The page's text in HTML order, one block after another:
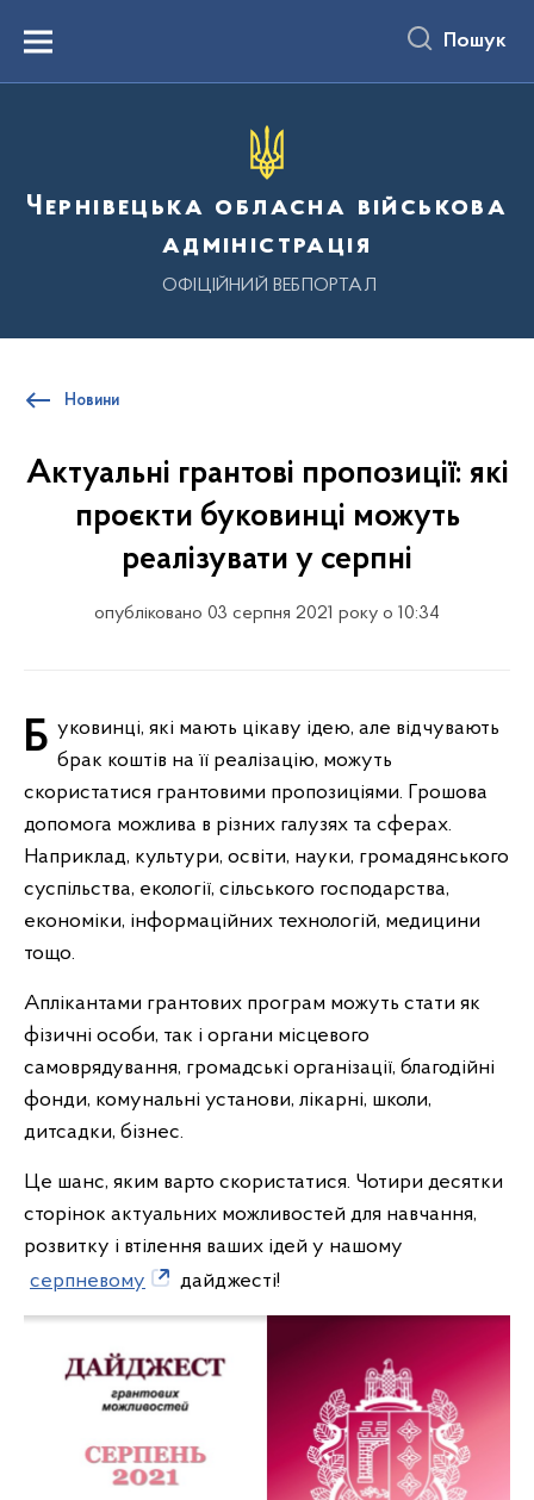
вмістуMenu Пошук
Чернівецька обласна військова
адміністрація
ОФІЦІЙНИЙ ВЕБПОРТАЛ
Новини
Актуальні грантові пропозиції: які
проєкти буковинці можуть
реалізувати у серпні
опубліковано 03 серпня 2021 року о 10:34
Буковинці, які мають цікаву ідею, але відчувають брак коштів на її реалізацію, можуть
скористатися грантовими пропозиціями. Грошова
допомога можлива в різних галузях та сферах.
Наприклад, культури, освіти, науки, громадянського
суспільства, екології, сільського господарства,
економіки, інформаційних технологій, медицини
тощо.
Аплікантами грантових програм можуть стати як
фізичні особи, так і органи місцевого
самоврядування, громадські організації, благодійні
фонди, комунальні установи, лікарні, школи,
дитсадки, бізнес.
Це шанс, яким варто скористатися. Чотири десятки
сторінок актуальних можливостей для навчання,
розвитку і втілення ваших ідей у нашому
серпневому
дайджесті!